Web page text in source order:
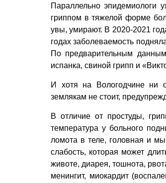
Параллельно эпидемиологи
гриппом в тяжелой форме
увы, умирают. В 2020-2021
годах заболеваемость
По предварительным
испанка, свиной грипп и
И хотя на Вологодчине ни
землякам не стоит,
В отличие от простуды,
температура у больного
ломота в теле, головная и
слабость, которая может
животе, диарея, тошнота,
менингит, миокардит